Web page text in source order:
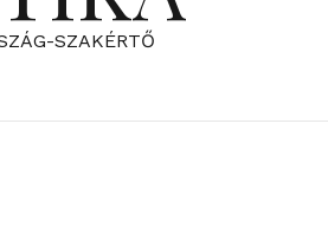
SZAKÉRTŐ